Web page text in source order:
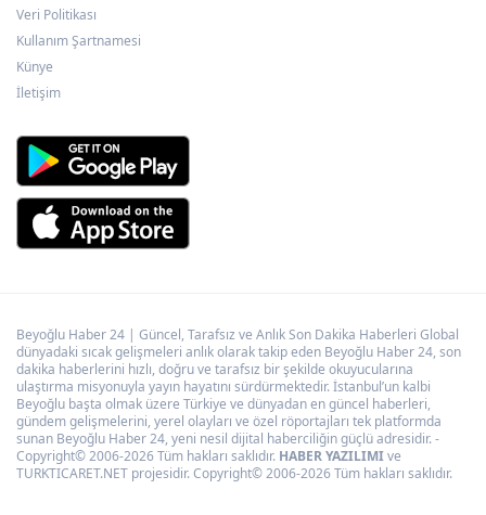
Veri Politikası
Kullanım Şartnamesi
Künye
İletişim
Beyoğlu Haber 24 | Güncel, Tarafsız ve Anlık Son Dakika Haberleri Global
dünyadaki sıcak gelişmeleri anlık olarak takip eden Beyoğlu Haber 24, son
dakika haberlerini hızlı, doğru ve tarafsız bir şekilde okuyucularına
ulaştırma misyonuyla yayın hayatını sürdürmektedir. İstanbul’un kalbi
Beyoğlu başta olmak üzere Türkiye ve dünyadan en güncel haberleri,
gündem gelişmelerini, yerel olayları ve özel röportajları tek platformda
sunan Beyoğlu Haber 24, yeni nesil dijital haberciliğin güçlü adresidir. -
Copyright© 2006-2026 Tüm hakları saklıdır. HABER YAZILIMIve
TURKTICARET.NET projesidir. Copyright© 2006-2026 Tüm hakları saklıdır.